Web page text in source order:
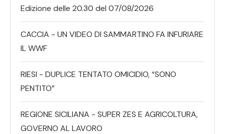
Edizione delle 20.30 del 07/08/2026
CACCIA - UN VIDEO DI SAMMARTINO FA INFURIARE
IL WWF
RIESI - DUPLICE TENTATO OMICIDIO, “SONO
PENTITO”
REGIONE SICILIANA - SUPER ZES E AGRICOLTURA,
GOVERNO AL LAVORO